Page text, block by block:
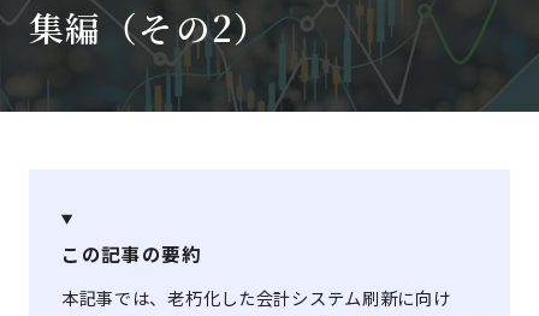
集編（その2）
この記事の要約
本記事では、老朽化した会計システム刷新に向け